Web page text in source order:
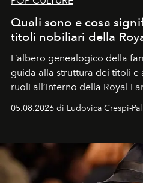
Quali sono e cosa
titoli nobiliari della
L’albero genealogico della
guida alla struttura dei titoli
ruoli all’interno della Royal
05.08.2026 di Ludovica Crespi-